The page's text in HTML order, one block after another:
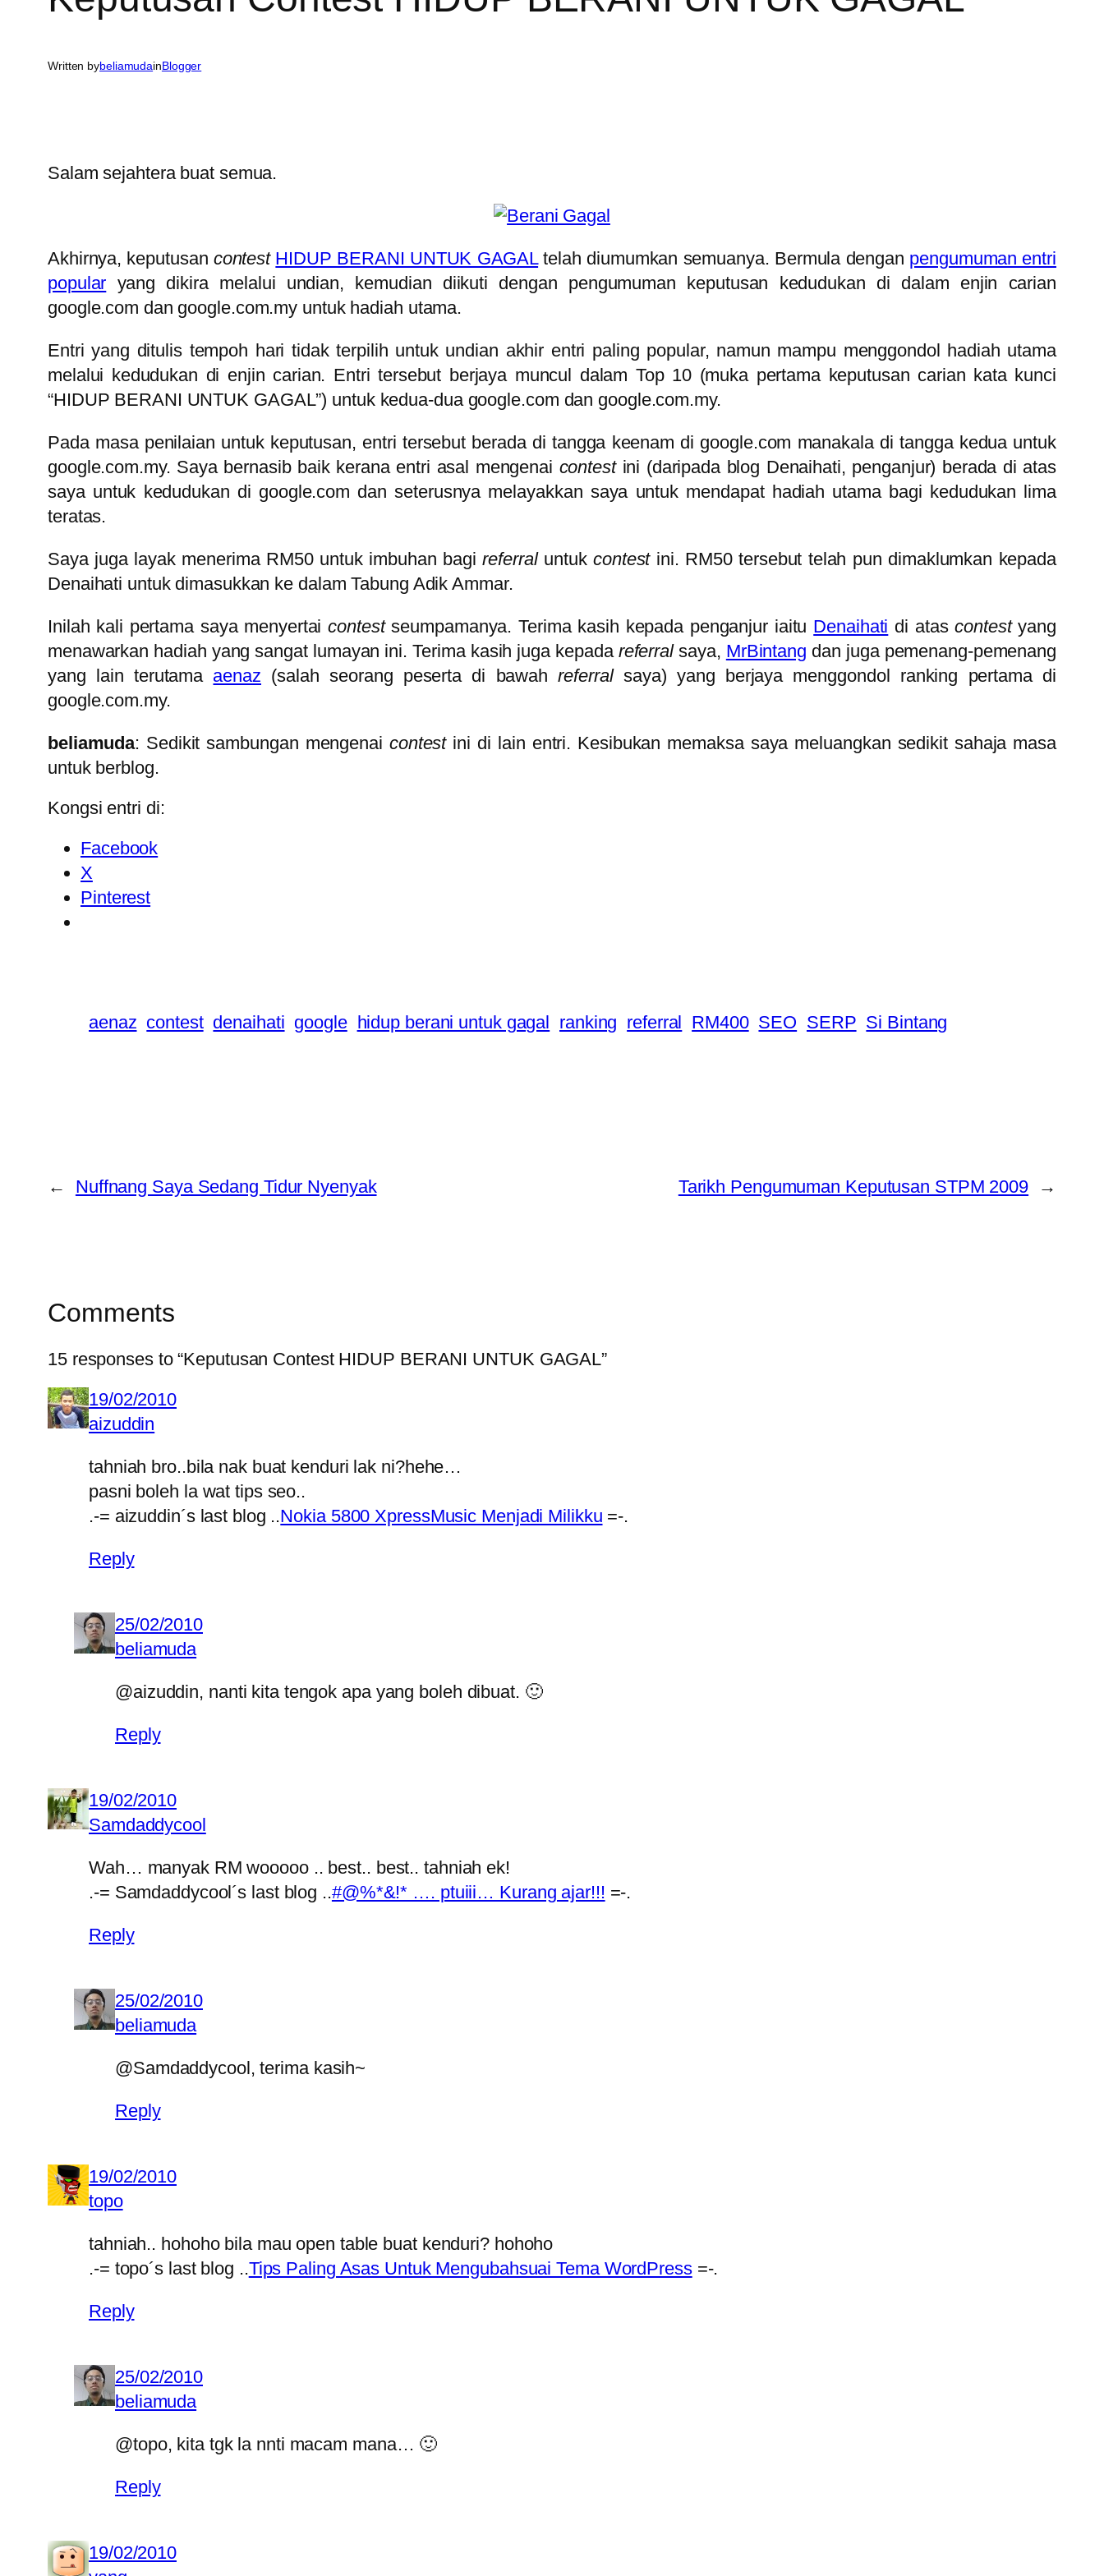
Written bybeliamudainBlogger
Salam sejahtera buat semua.
Akhirnya, keputusan contest HIDUP BERANI UNTUK GAGALtelah diumumkan semuanya. Bermula dengan pengumuman entri
popular yang dikira melalui undian, kemudian diikuti dengan pengumuman keputusan kedudukan di dalam enjin carian
google.com dan google.com.my untuk hadiah utama.
Entri yang ditulis tempoh hari tidak terpilih untuk undian akhir entri paling popular, namun mampu menggondol hadiah utama
melalui kedudukan di enjin carian. Entri tersebut berjaya muncul dalam Top 10 (muka pertama keputusan carian kata kunci
“HIDUP BERANI UNTUK GAGAL”) untuk kedua-dua google.com dan google.com.my.
Pada masa penilaian untuk keputusan, entri tersebut berada di tangga keenam di google.com manakala di tangga kedua untuk
google.com.my. Saya bernasib baik kerana entri asal mengenai contestini (daripada blog Denaihati, penganjur) berada di atas
saya untuk kedudukan di google.com dan seterusnya melayakkan saya untuk mendapat hadiah utama bagi kedudukan lima
teratas.
Saya juga layak menerima RM50 untuk imbuhan bagireferral untukcontestini. RM50 tersebut telah pun dimaklumkan kepada
Denaihati untuk dimasukkan ke dalam Tabung Adik Ammar.
Inilah kali pertama saya menyertaicontestseumpamanya. Terima kasih kepada penganjur iaitu Denaihati di atascontestyang
menawarkan hadiah yang sangat lumayan ini. Terima kasih juga kepada referralsaya, MrBintang dan juga pemenang-pemenang
yang lain terutama aenaz (salah seorang peserta di bawahreferralsaya) yang berjaya menggondol ranking pertama di
google.com.my.
beliamuda: Sedikit sambungan mengenai contestini di lain entri. Kesibukan memaksa saya meluangkan sedikit sahaja masa
untuk berblog.
Kongsi entri di:
Facebook
X
Pinterest
aenaz contest denaihati google hidup berani untuk gagal ranking referral RM400 SEO SERP Si Bintang
← Nuffnang Saya Sedang Tidur Nyenyak Tarikh Pengumuman Keputusan STPM 2009 →
Comments
15 responses to “Keputusan Contest HIDUP BERANI UNTUK GAGAL”
19/02/2010
aizuddin
tahniah bro..bila nak buat kenduri lak ni?hehe…
pasni boleh la wat tips seo..
.-= aizuddin´s last blog ..Nokia 5800 XpressMusic Menjadi Milikku =-.
Reply
25/02/2010
beliamuda
@aizuddin, nanti kita tengok apa yang boleh dibuat. 🙂
Reply
19/02/2010
Samdaddycool
Wah… manyak RM wooooo .. best.. best.. tahniah ek!
.-= Samdaddycool´s last blog ..#@%*&!* …. ptuiii… Kurang ajar!!! =-.
Reply
25/02/2010
beliamuda
@Samdaddycool, terima kasih~
Reply
19/02/2010
topo
tahniah.. hohoho bila mau open table buat kenduri? hohoho
.-= topo´s last blog ..Tips Paling Asas Untuk Mengubahsuai Tema WordPress=-.
Reply
25/02/2010
beliamuda
@topo, kita tgk la nnti macam mana… 🙂
Reply
19/02/2010